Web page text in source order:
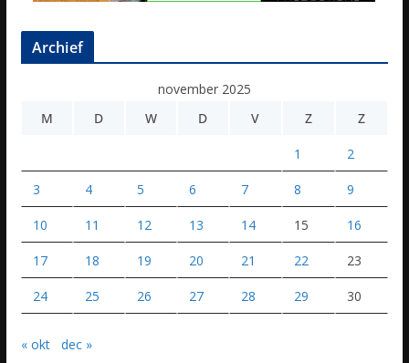
Archief
november 2025
M
D W D V Z Z
1 2
3 4 5 6 7 8 9
10 11 12 13 14 15 16
17 18 19 20 21 22 23
24 25 26 27 28 29 30
« okt dec »